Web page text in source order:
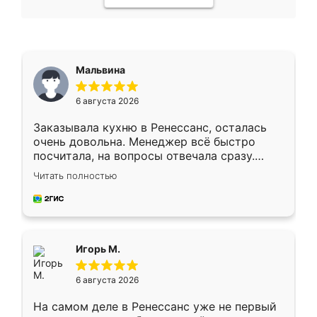
Мальвина
6 августа 2026
Заказывала кухню в Ренессанс, осталась
очень довольна. Менеджер всё быстро
посчитала, на вопросы отвечала сразу.
Замерщик приехал в субботу, подошёл к
делу со всей ответственностью. Собрали
за день, ребята работали аккуратно, даже
Читать полностью
Игорь М.
6 августа 2026
На самом деле в Ренессанс уже не первый